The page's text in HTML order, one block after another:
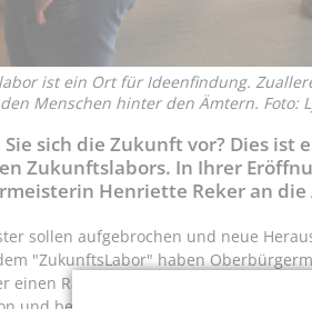
ist ein Ort für Ideenfindung.
Menschen hinter den Ämtern. Foto:
sich die Zukunft vor? Dies ist
Zukunftslabors. In Ihrer
Henriette Reker an
sollen aufgebrochen und neue
"ZukunftsLabor" haben
einen Raum eröffnet, der die